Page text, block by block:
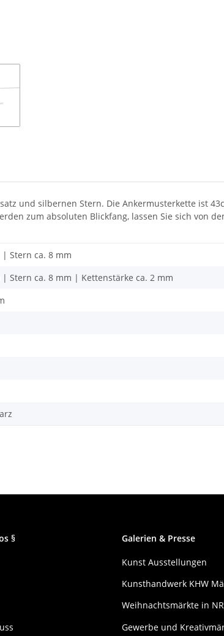
und silbernen Stern. Die Ankermusterkette ist
zum absoluten Blickfang, lassen Sie sich von
Stern ca. 8 mm
Stern ca. 8 mm | Kettenstärke ca. 2 mm
§ Galerien & Presse
Kunst Ausstellungen
Kunsthandwerk KHW
Weihnachtsmärkte in
Gewerbe und